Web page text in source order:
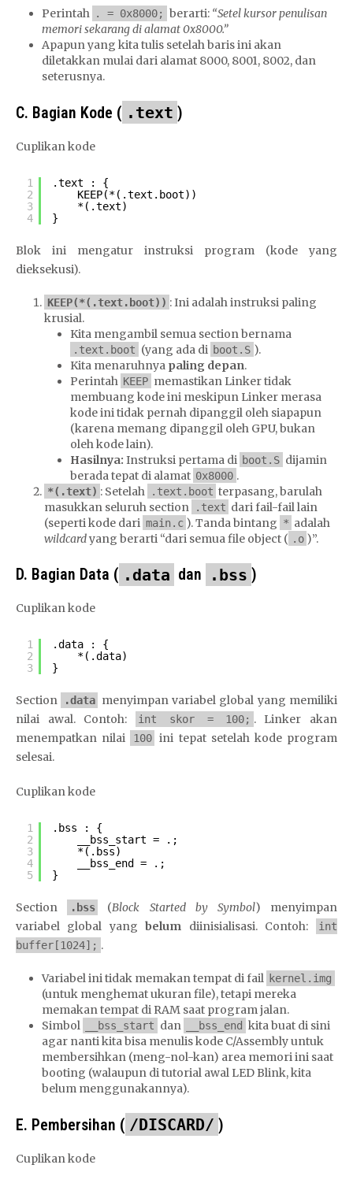
Perintah . = 0x8000; berarti: “Setel kursor penulisan
memori sekarang di alamat 0x8000.”
Apapun yang kita tulis setelah baris ini akan
diletakkan mulai dari alamat 8000, 8001, 8002, dan
seterusnya.
C. Bagian Kode ( .text )
Cuplikan kode
1
2
3
4
.text : {
KEEP(*(.text.boot))
*(.text)
}
Blok ini mengatur instruksi program (kode yang
dieksekusi).
KEEP(*(.text.boot)) : Ini adalah instruksi paling
krusial.
Kita mengambil semua section bernama
.text.boot (yang ada di boot.S ).
Kita menaruhnya paling depan.
Perintah KEEP memastikan Linker tidak
membuang kode ini meskipun Linker merasa
kode ini tidak pernah dipanggil oleh siapapun
(karena memang dipanggil oleh GPU, bukan
oleh kode lain).
Hasilnya: Instruksi pertama di boot.S dijamin
berada tepat di alamat 0x8000 .
*(.text) : Setelah .text.boot terpasang, barulah
masukkan seluruh section
.text dari fail-fail lain
(seperti kode dari main.c ). Tanda bintang * adalah
wildcardyang berarti “dari semua file object ( .o )”.
D. Bagian Data ( .data dan .bss )
Cuplikan kode
1
2
3
.data : {
*(.data)
}
Section .data menyimpan variabel global yang memiliki
nilai awal. Contoh:
int skor = 100; . Linker akan
menempatkan nilai
100 ini tepat setelah kode program
selesai.
Cuplikan kode
1
2
3
4
5
.bss : {
__bss_start = .;
*(.bss)
__bss_end = .;
}
Section .bss (Block Started by Symbol) menyimpan
variabel global yangbelum diinisialisasi. Contoh:
int
buffer[1024]; .
Variabel ini tidak memakan tempat di fail kernel.img
(untuk menghemat ukuran file), tetapi mereka
memakan tempat di RAM saat program jalan.
Simbol
__bss_start dan __bss_end kita buat di sini
agar nanti kita bisa menulis kode C/Assembly untuk
membersihkan (meng-nol-kan) area memori ini saat
booting (walaupun di tutorial awal LED Blink, kita
belum menggunakannya).
E. Pembersihan ( /DISCARD/ )
Cuplikan kode